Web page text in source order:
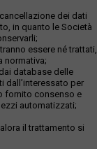
dei dati
in quanto le Società
essere né trattati,
normativa;
database delle
dall’interessato per
fornito consenso e
automatizzati;
il trattamento si